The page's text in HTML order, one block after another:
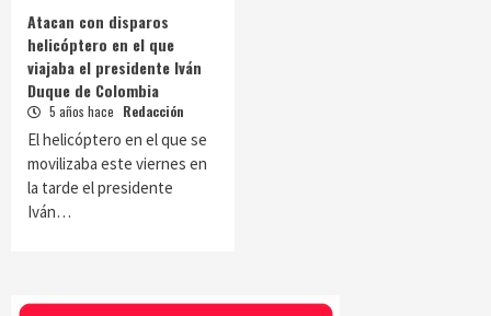
Atacan con disparos
helicóptero en el que
viajaba el presidente Iván
Duque de Colombia
5 años hace Redacción
El helicóptero en el que se
movilizaba este viernes en
la tarde el presidente
Iván…